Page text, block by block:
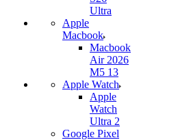
Ultra
Apple
Macbook
Macbook
Air 2026
M5 13
Apple Watch
Apple
Watch
Ultra 2
Google Pixel